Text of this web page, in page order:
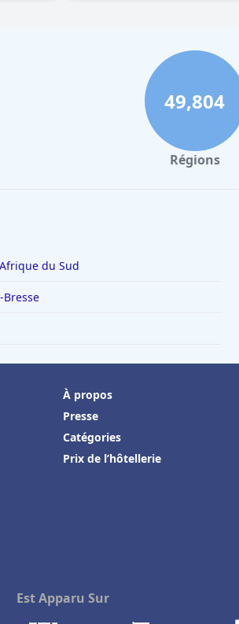
49,804
Régions
du Sud
À propos
Presse
Catégories
Prix de l’hôtellerie
Est Apparu Sur